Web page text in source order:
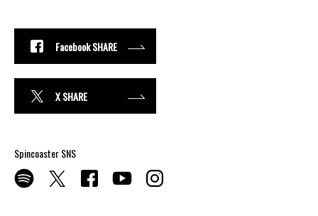
Facebook SHARE
X SHARE
Spincoaster SNS